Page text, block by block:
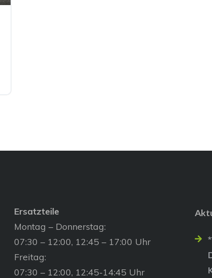
Ersatzteile
Montag – Donnerstag:
07:30 – 12:00, 12:45 – 17:00 Uhr
Freitag:
07:30 – 12:00, 12:45-14:45 Uhr